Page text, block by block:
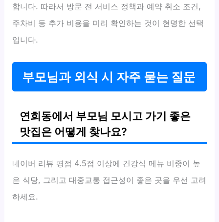
합니다. 따라서 방문 전 서비스 정책과 예약 취소 조건,
주차비 등 추가 비용을 미리 확인하는 것이 현명한 선택
입니다.
부모님과 외식 시 자주 묻는 질문
연희동에서 부모님 모시고 가기 좋은
맛집은 어떻게 찾나요?
네이버 리뷰 평점 4.5점 이상에 건강식 메뉴 비중이 높
은 식당, 그리고 대중교통 접근성이 좋은 곳을 우선 고려
하세요.